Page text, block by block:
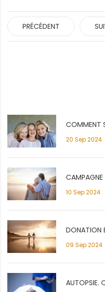
COMMENT
SOUSCRIT
20 Sep 2024
CAMPAGNE
OBSÈQUES
10 Sep 2024
DONATION
09 Sep 2024
AUTOPSIE.
PRÉCÉDENT